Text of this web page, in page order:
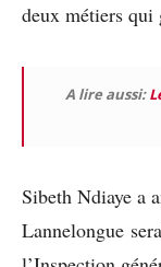
deux métiers qui
A lire aussi:
Sibeth Ndiaye a
Lannelongue